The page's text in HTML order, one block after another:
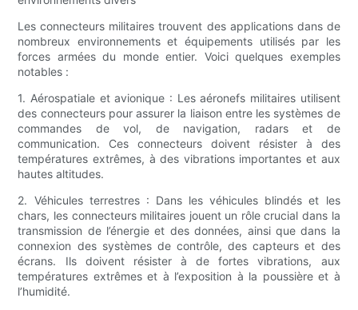
Les connecteurs militaires trouvent des applications dans de
nombreux environnements et équipements utilisés par les
forces armées du monde entier. Voici quelques exemples
notables :
1. Aérospatiale et avionique : Les aéronefs militaires utilisent
des connecteurs pour assurer la liaison entre les systèmes de
commandes de vol, de navigation, radars et de
communication. Ces connecteurs doivent résister à des
températures extrêmes, à des vibrations importantes et aux
hautes altitudes.
2. Véhicules terrestres : Dans les véhicules blindés et les
chars, les connecteurs militaires jouent un rôle crucial dans la
transmission de l’énergie et des données, ainsi que dans la
connexion des systèmes de contrôle, des capteurs et des
écrans. Ils doivent résister à de fortes vibrations, aux
températures extrêmes et à l’exposition à la poussière et à
l’humidité.